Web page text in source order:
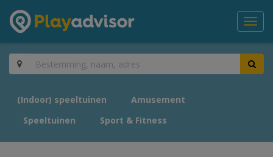
(Indoor) speeltuinen
Amusement
Speeltuinen
Sport & Fitness